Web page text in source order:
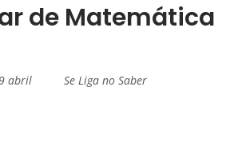
de Matemática
abril Se Liga no Saber